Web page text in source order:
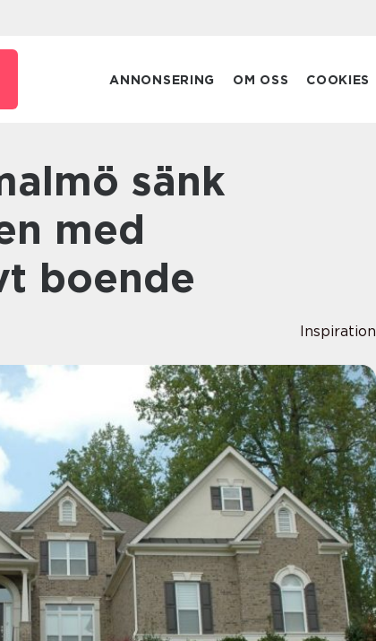
ANNONSERING OM OSS COOKIES
med
boende
Inspiration